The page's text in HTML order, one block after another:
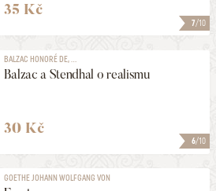
7/10
35 Kč
6/10
BALZAC HONORÉ DE, ...
Balzac a Stendhal o realismu
30 Kč
GOETHE JOHANN WOLFGANG VON